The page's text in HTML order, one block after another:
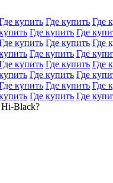
купить Где купить Где
Где купить Где
купить Где купить Где
Где купить Где
купить Где купить Где
Где купить Где
купить Где купить Где
Где купить Где
Black?